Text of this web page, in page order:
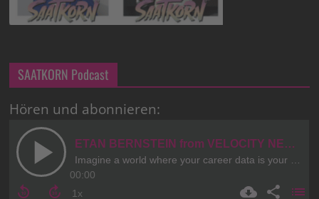
SAATKORN Podcast
Hören und abonnieren: